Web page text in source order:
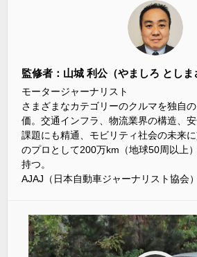
監修者：山城 利公（やましろ としま
モータージャーナリスト
さまざまなカテゴリーのクルマを独自
価。交通インフラ、物流業界の構造、
課題にも精通、モビリティ社会の未来
のプロとして200万km（地球50周以上
持つ。
AJAJ（日本自動車ジャーナリスト協会